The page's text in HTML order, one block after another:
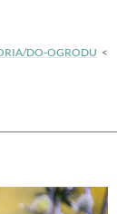
DO-OGRODU